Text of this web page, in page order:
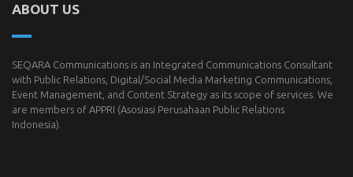
ABOUT US
SEQARA Communications is an Integrated Communications Consultant
with Public Relations, Digital/Social Media Marketing Communications,
Event Management, and Content Strategy as its scope of services. We
are members of APPRI (Asosiasi Perusahaan Public Relations
Indonesia).